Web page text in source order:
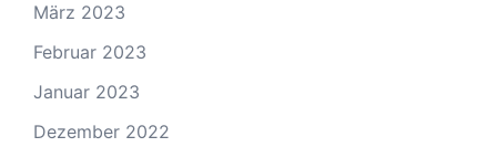
März 2023
Februar 2023
Januar 2023
Dezember 2022